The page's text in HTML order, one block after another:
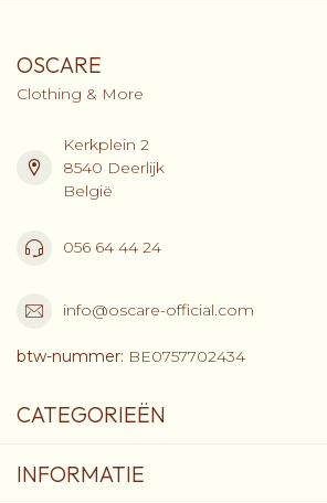
OSCARE
Clothing & More
Kerkplein 2
8540 Deerlijk
België
056 64 44 24
info@oscare-official.com
btw-nummer: BE0757702434
CATEGORIEËN
INFORMATIE